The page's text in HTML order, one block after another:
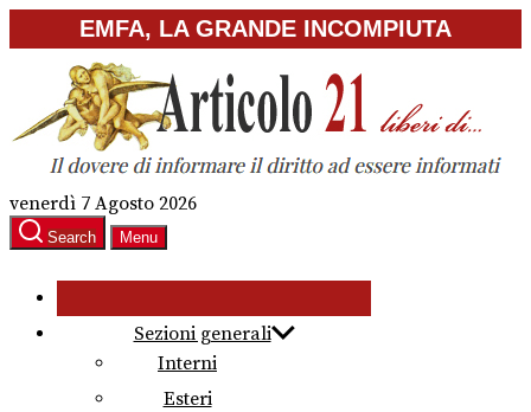
to
content
EMFA, LA GRANDE INCOMPIUTA
venerdì 7 Agosto 2026
Search Menu
Sezioni generali
Interni
Esteri